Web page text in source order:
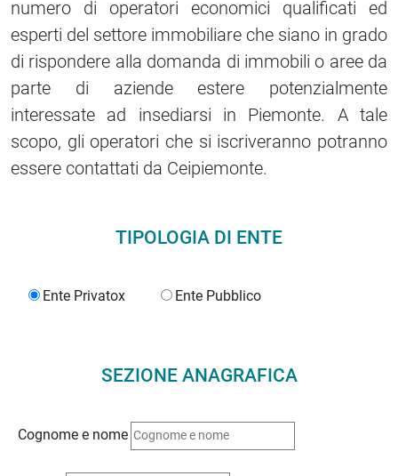
numero di operatori economici qualificati ed
esperti del settore immobiliare che siano in grado
di rispondere alla domanda di immobili o aree da
parte di aziende estere potenzialmente
interessate ad insediarsi in Piemonte. A tale
scopo, gli operatori che si iscriveranno potranno
essere contattati da Ceipiemonte.
TIPOLOGIA DI ENTE
Ente Privato Ente Pubblico
SEZIONE ANAGRAFICA
Cognome e nome